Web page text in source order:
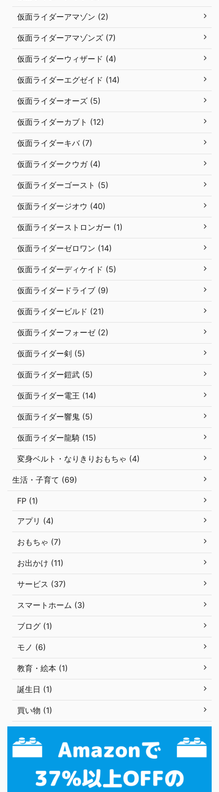
仮面ライダーアマゾン (2)
仮面ライダーアマゾンズ (7)
仮面ライダーウィザード (4)
仮面ライダーエグゼイド (14)
仮面ライダーオーズ (5)
仮面ライダーカブト (12)
仮面ライダーキバ (7)
仮面ライダークウガ (4)
仮面ライダーゴースト (5)
仮面ライダージオウ (40)
仮面ライダーストロンガー (1)
仮面ライダーゼロワン (14)
仮面ライダーディケイド (5)
仮面ライダードライブ (9)
仮面ライダービルド (21)
仮面ライダーフォーゼ (2)
仮面ライダー剣 (5)
仮面ライダー鎧武 (5)
仮面ライダー電王 (14)
仮面ライダー響鬼 (5)
仮面ライダー龍騎 (15)
変身ベルト・なりきりおもちゃ (4)
生活・子育て (69)
FP (1)
アプリ (4)
おもちゃ (7)
お出かけ (11)
サービス (37)
スマートホーム (3)
ブログ (1)
モノ (6)
教育・絵本 (1)
誕生日 (1)
買い物 (1)